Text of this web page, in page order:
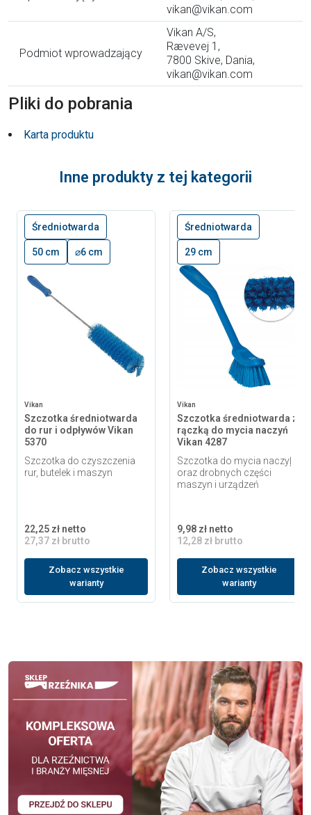
vikan@vikan.com
Podmiot wprowadzający
Vikan A/S,
Rævevej 1,
7800 Skive, Dania,
vikan@vikan.com
Pliki do pobrania
Karta produktu
Inne produkty z tej kategorii
Średniotwarda
50 cm ⌀6 cm
Vikan
Szczotka średniotwarda
do rur i odpływów Vikan
5370
Szczotka do czyszczenia
rur, butelek i maszyn
22,25 zł netto
27,37 zł brutto
Zobacz wszystkie
warianty
Średniotwarda
29 cm
Vikan
Szczotka średniotwarda z
rączką do mycia naczyń
Vikan 4287
Szczotka do mycia naczyļ
oraz drobnych części
maszyn i urządzeń
9,98 zł netto
12,28 zł brutto
Zobacz wszystkie
warianty